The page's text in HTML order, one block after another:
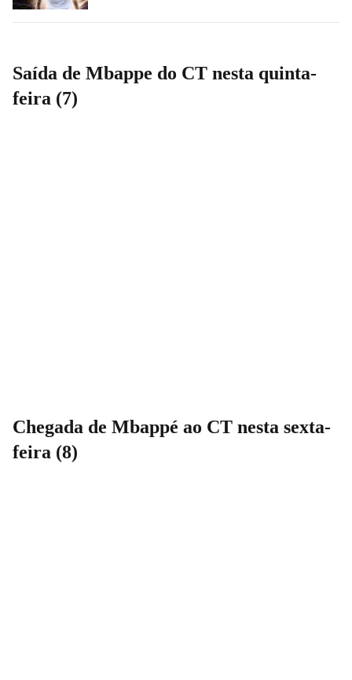
Saída de Mbappe do CT nesta quinta-
feira (7)
Chegada de Mbappé ao CT nesta sexta-
feira (8)